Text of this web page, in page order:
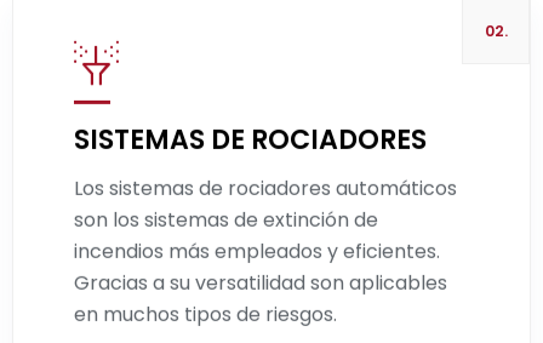
SISTEMAS DE ROCIADORES
Los sistemas de rociadores automáticos
son los sistemas de extinción de
incendios más empleados y eficientes.
Gracias a su versatilidad son aplicables
en muchos tipos de riesgos.
02.
Leer más